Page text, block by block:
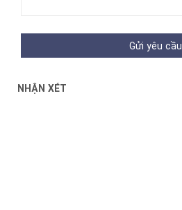
Gửi yêu cầu
NHẬN XÉT